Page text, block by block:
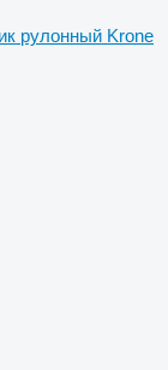
рулонный Krone